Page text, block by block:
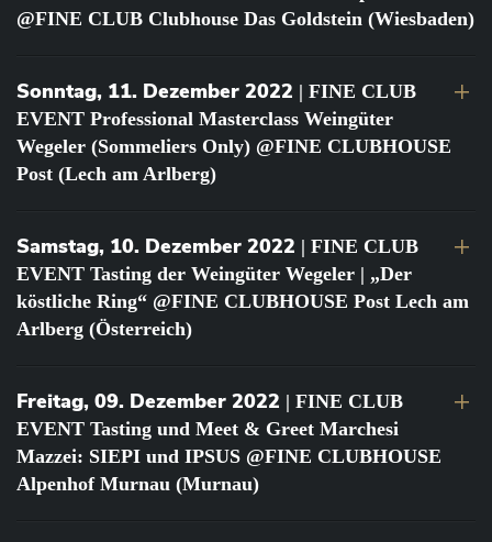
@FINE CLUB Clubhouse Das Goldstein (Wiesbaden)
Sonntag, 11. Dezember 2022 | FINE CLUB
EVENT Professional Masterclass Weingüter
Wegeler (Sommeliers Only) @FINE CLUBHOUSE
Post (Lech am Arlberg)
Samstag, 10. Dezember 2022 | FINE CLUB
EVENT Tasting der Weingüter Wegeler | „Der
köstliche Ring“ @FINE CLUBHOUSE Post Lech am
Arlberg (Österreich)
Freitag, 09. Dezember 2022 | FINE CLUB
EVENT Tasting und Meet & Greet Marchesi
Mazzei: SIEPI und IPSUS @FINE CLUBHOUSE
Alpenhof Murnau (Murnau)